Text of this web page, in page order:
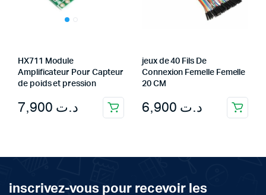
HX711 Module
Amplificateur Pour Capteur
de poids et pression
د.ت
jeux de 40 Fils De
Connexion Femelle Femelle
20 CM
د.ت
inscrivez-vous pour recevoir les